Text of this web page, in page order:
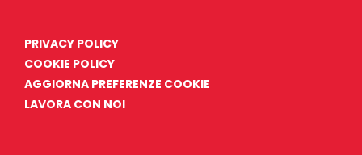
PRIVACY POLICY
COOKIE POLICY
AGGIORNA PREFERENZE COOKIE
LAVORA CON NOI